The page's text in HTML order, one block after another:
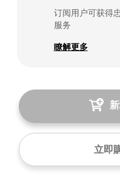
订阅用户可获得
服务
瞭解更多
立即